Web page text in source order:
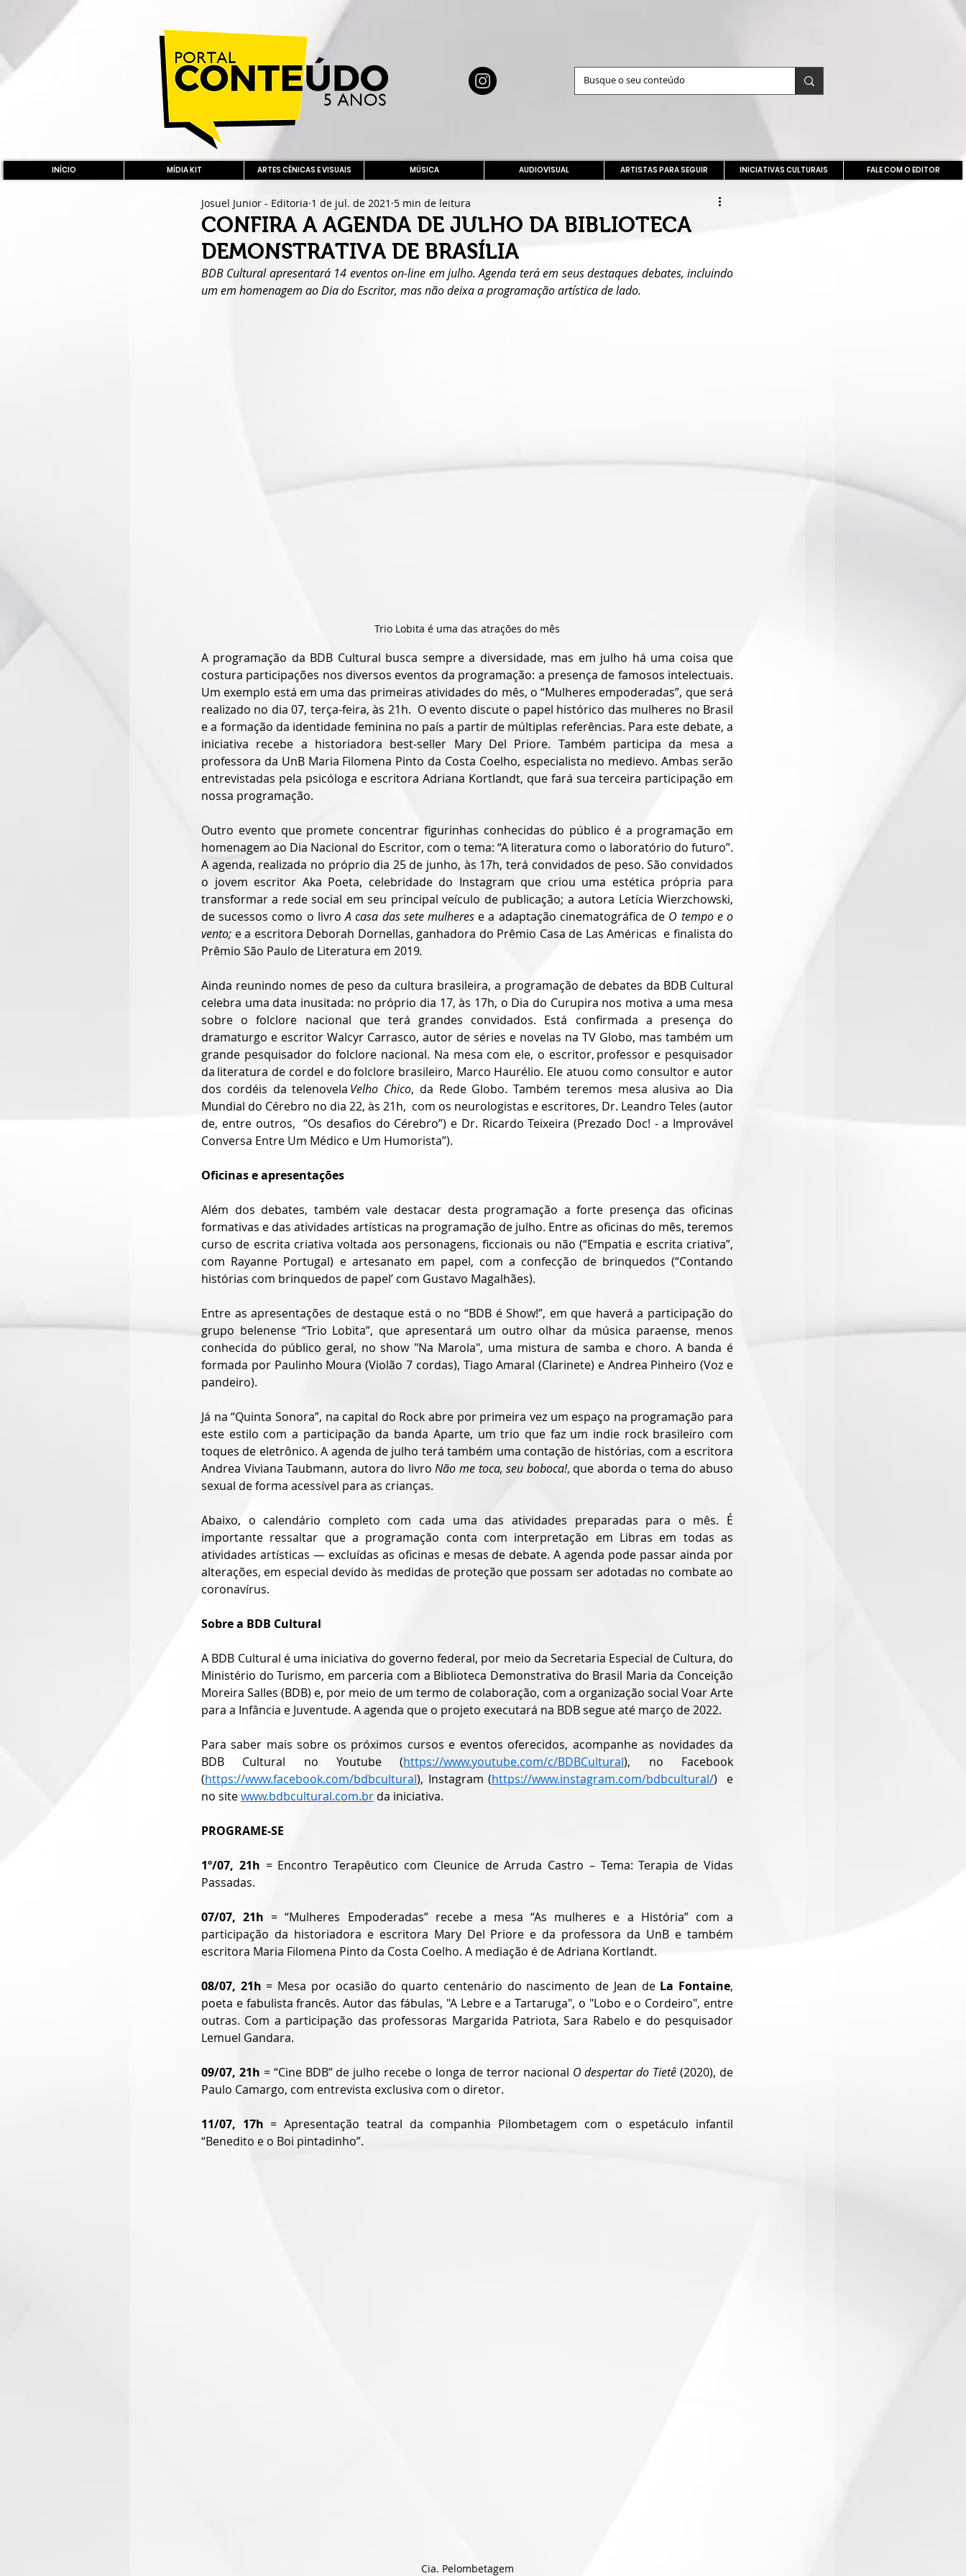
INÍCIO MÍDIA KIT ARTES CÊNICAS E VISUAIS MÚSICA AUDIOVISUAL ARTISTAS PARA SEGUIR INICIATIVAS CULTURAIS FALE COM O EDITOR
CONFIRA A AGENDA DE JULHO DA BIBLIOTECA
DEMONSTRATIVA DE BRASÍLIA
Josuel Junior - Editoria 1 de jul. de 2021 5 min de leitura
BDB Cultural apresentará 14 eventos on-line em julho. Agenda terá em seus destaques debates, incluindo
um em homenagem ao Dia do Escritor, mas não deixa a programação artística de lado.
Trio Lobita é uma das atrações do mês
A programação da BDB Cultural busca sempre a diversidade, mas em julho há uma coisa que
costura participações nos diversos eventos da programação: a presença de famosos intelectuais.
Um exemplo está em uma das primeiras atividades do mês, o “Mulheres empoderadas”, que será
realizado no dia 07, terça-feira, às 21h.  O evento discute o papel histórico das mulheres no Brasil
e a formação da identidade feminina no país a partir de múltiplas referências. Para este debate, a
iniciativa recebe a historiadora best-seller Mary Del Priore. Também participa da mesa a
professora da UnB Maria Filomena Pinto da Costa Coelho, especialista no medievo. Ambas serão
entrevistadas pela psicóloga e escritora Adriana Kortlandt, que fará sua terceira participação em
nossa programação.
Outro evento que promete concentrar figurinhas conhecidas do público é a programação em
homenagem ao Dia Nacional do Escritor, com o tema: “A literatura como o laboratório do futuro”.
A agenda, realizada no próprio dia 25 de junho, às 17h, terá convidados de peso. São convidados
o jovem escritor Aka Poeta, celebridade do Instagram que criou uma estética própria para
transformar a rede social em seu principal veículo de publicação; a autora Letícia Wierzchowski,
de sucessos como o livro A casa das sete mulheres e a adaptação cinematográfica de O tempo e o
vento; e a escritora Deborah Dornellas, ganhadora do Prêmio Casa de Las Américas  e finalista do
Prêmio São Paulo de Literatura em 2019.
Ainda reunindo nomes de peso da cultura brasileira, a programação de debates da BDB Cultural
celebra uma data inusitada: no próprio dia 17, às 17h, o Dia do Curupira nos motiva a uma mesa
sobre o folclore nacional que terá grandes convidados. Está confirmada a presença do
dramaturgo e escritor Walcyr Carrasco, autor de séries e novelas na TV Globo, mas também um
grande pesquisador do folclore nacional. Na mesa com ele, o escritor, professor e pesquisador
da literatura de cordel e do folclore brasileiro, Marco Haurélio. Ele atuou como consultor e autor
dos cordéis da telenovela Velho Chico, da Rede Globo. Também teremos mesa alusiva ao Dia
Mundial do Cérebro no dia 22, às 21h,  com os neurologistas e escritores, Dr. Leandro Teles (autor
de, entre outros,  “Os desafios do Cérebro”) e Dr. Ricardo Teixeira (Prezado Doc! - a Improvável
Conversa Entre Um Médico e Um Humorista”).
Oficinas e apresentações
Além dos debates, também vale destacar desta programação a forte presença das oficinas
formativas e das atividades artísticas na programação de julho. Entre as oficinas do mês, teremos
curso de escrita criativa voltada aos personagens, ficcionais ou não (“Empatia e escrita criativa”,
com Rayanne Portugal) e artesanato em papel, com a confecção de brinquedos (“Contando
histórias com brinquedos de papel’ com Gustavo Magalhães).
Entre as apresentações de destaque está o no “BDB é Show!”, em que haverá a participação do
grupo belenense “Trio Lobita”, que apresentará um outro olhar da música paraense, menos
conhecida do público geral, no show "Na Marola", uma mistura de samba e choro. A banda é
formada por Paulinho Moura (Violão 7 cordas), Tiago Amaral (Clarinete) e Andrea Pinheiro (Voz e
pandeiro).
Já na “Quinta Sonora”, na capital do Rock abre por primeira vez um espaço na programação para
este estilo com a participação da banda Aparte, um trio que faz um indie rock brasileiro com
toques de eletrônico. A agenda de julho terá também uma contação de histórias, com a escritora
Andrea Viviana Taubmann, autora do livro Não me toca, seu boboca!, que aborda o tema do abuso
sexual de forma acessível para as crianças.
Abaixo, o calendário completo com cada uma das atividades preparadas para o mês. É
importante ressaltar que a programação conta com interpretação em Libras em todas as
atividades artísticas — excluídas as oficinas e mesas de debate. A agenda pode passar ainda por
alterações, em especial devido às medidas de proteção que possam ser adotadas no combate ao
coronavírus.
Sobre a BDB Cultural
A BDB Cultural é uma iniciativa do governo federal, por meio da Secretaria Especial de Cultura, do
Ministério do Turismo, em parceria com a Biblioteca Demonstrativa do Brasil Maria da Conceição
Moreira Salles (BDB) e, por meio de um termo de colaboração, com a organização social Voar Arte
para a Infância e Juventude. A agenda que o projeto executará na BDB segue até março de 2022.
Para saber mais sobre os próximos cursos e eventos oferecidos, acompanhe as novidades da
BDB Cultural no Youtube (https://www.youtube.com/c/BDBCultural), no Facebook
(https://www.facebook.com/bdbcultural), Instagram (https://www.instagram.com/bdbcultural/)  e
no site www.bdbcultural.com.br da iniciativa.
PROGRAME-SE
1º/07, 21h = Encontro Terapêutico com Cleunice de Arruda Castro – Tema: Terapia de Vidas
Passadas.
07/07, 21h = “Mulheres Empoderadas” recebe a mesa “As mulheres e a História” com a
participação da historiadora e escritora Mary Del Priore e da professora da UnB e também
escritora Maria Filomena Pinto da Costa Coelho. A mediação é de Adriana Kortlandt.
08/07, 21h = Mesa por ocasião do quarto centenário do nascimento de Jean de La Fontaine,
poeta e fabulista francês. Autor das fábulas, "A Lebre e a Tartaruga", o "Lobo e o Cordeiro", entre
outras. Com a participação das professoras Margarida Patriota, Sara Rabelo e do pesquisador
Lemuel Gandara.
09/07, 21h = “Cine BDB” de julho recebe o longa de terror nacional O despertar do Tietê (2020), de
Paulo Camargo, com entrevista exclusiva com o diretor.
11/07, 17h = Apresentação teatral da companhia Pilombetagem com o espetáculo infantil
“Benedito e o Boi pintadinho”.
Cia. Pelombetagem